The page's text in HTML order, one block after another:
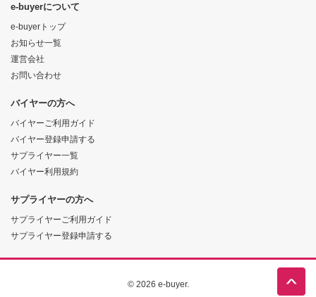
e-buyerについて
e-buyerトップ
お知らせ一覧
運営会社
お問い合わせ
バイヤーの方へ
バイヤーご利用ガイド
バイヤー登録申請する
サプライヤー一覧
バイヤー利用規約
サプライヤーの方へ
サプライヤーご利用ガイド
サプライヤー登録申請する
© 2026 e-buyer.